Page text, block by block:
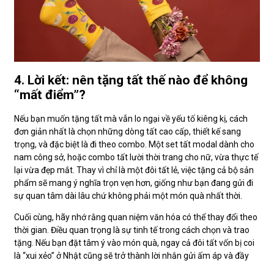
4. Lời kết: nên tặng tất thế nào để không
“mất điểm”?
Nếu bạn muốn tặng tất mà vẫn lo ngại về yếu tố kiêng kị, cách
đơn giản nhất là chọn những dòng tất cao cấp, thiết kế sang
trọng, và đặc biệt là đi theo combo. Một set tất modal dành cho
nam công sở, hoặc combo tất lười thời trang cho nữ, vừa thực tế
lại vừa đẹp mắt. Thay vì chỉ là một đôi tất lẻ, việc tặng cả bộ sản
phẩm sẽ mang ý nghĩa trọn vẹn hơn, giống như bạn đang gửi đi
sự quan tâm dài lâu chứ không phải một món quà nhất thời.
Cuối cùng, hãy nhớ rằng quan niệm văn hóa có thể thay đổi theo
thời gian. Điều quan trọng là sự tinh tế trong cách chọn và trao
tặng. Nếu bạn đặt tâm ý vào món quà, ngay cả đôi tất vốn bị coi
là “xui xẻo” ở Nhật cũng sẽ trở thành lời nhắn gửi ấm áp và đầy